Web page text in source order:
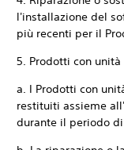
l'installazione del
più recenti per il
5. Prodotti con
a. I Prodotti con
restituiti assieme
durante il periodo